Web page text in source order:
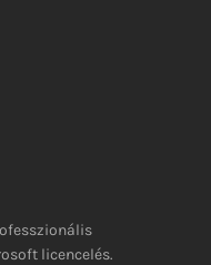
licencelés.